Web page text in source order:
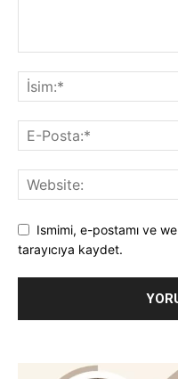
Ismimi, e-postamı ve
tarayıcıya kaydet.